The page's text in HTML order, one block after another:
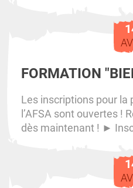
FORMATION
Les inscriptions pour
l’AFSA sont ouvertes !
dès maintenant ! ►